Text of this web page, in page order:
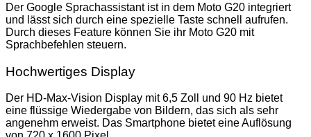
Der Google Sprachassistant ist in dem Moto G20 integriert
und lässt sich durch eine spezielle Taste schnell aufrufen.
Durch dieses Feature können Sie ihr Moto G20 mit
Sprachbefehlen steuern.
Hochwertiges Display
Der HD-Max-Vision Display mit 6,5 Zoll und 90 Hz bietet
eine flüssige Wiedergabe von Bildern, das sich als sehr
angenehm erweist. Das Smartphone bietet eine Auflösung